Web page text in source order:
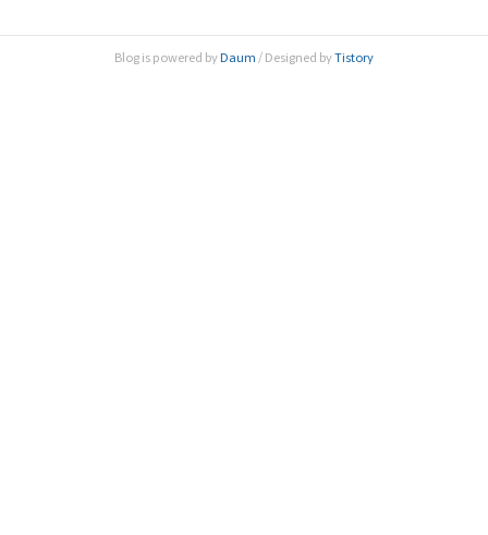
Blog is powered byDaum / Designed byTistory